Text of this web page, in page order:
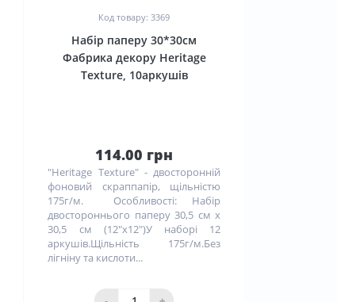
Код товару: 3369
Набір паперу 30*30см
Фабрика декору Heritage
Texture, 10аркушів
114.00 грн
"Heritage Texture" - двосторонній
фоновий скраппапір, щільністю
175г/м. Особливості: Набір
двостороннього паперу 30,5 см х
30,5 см (12"x12")У наборі 12
аркушів.Щільність 175г/м.Без
лігніну та кислоти...